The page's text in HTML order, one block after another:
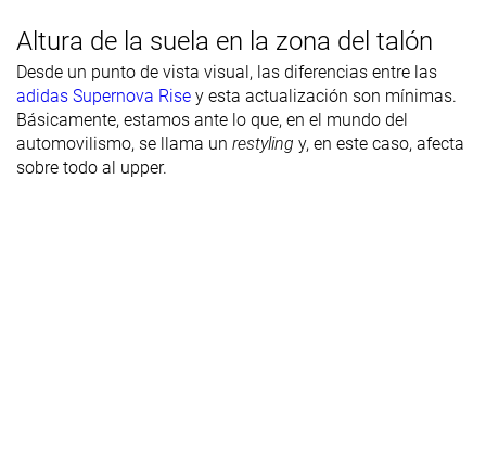
Altura de la suela en la zona del talón
Desde un punto de vista visual, las diferencias entre las
adidas Supernova Rise y esta actualización son mínimas.
Básicamente, estamos ante lo que, en el mundo del
automovilismo, se llama un restyling y, en este caso, afecta
sobre todo al upper.